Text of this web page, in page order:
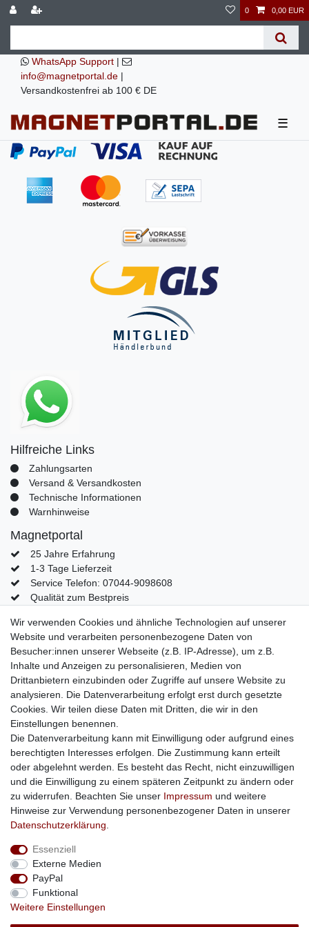
0 0,00 EUR
WhatsApp Support |
info@magnetportal.de |
Versandkostenfrei ab 100 € DE
☰
Hilfreiche Links
Zahlungsarten
Versand & Versandkosten
Technische Informationen
Warnhinweise
Magnetportal
25 Jahre Erfahrung
1-3 Tage Lieferzeit
Service Telefon: 07044-9098608
Qualität zum Bestpreis
Mein Konto
Konto
Login
Kontaktformular
Impressum Daten­schutz­erklärung
Barrierefreiheitserklärung Widerrufs­recht
Vertrag widerrufen Kontakt
Wir verwenden Cookies und ähnliche Technologien auf unserer
Website und verarbeiten personenbezogene Daten von
Besucher:innen unserer Webseite (z.B. IP-Adresse), um z.B.
Inhalte und Anzeigen zu personalisieren, Medien von
Drittanbietern einzubinden oder Zugriffe auf unsere Website zu
analysieren. Die Datenverarbeitung erfolgt erst durch gesetzte
Cookies. Wir teilen diese Daten mit Dritten, die wir in den
Einstellungen benennen.
Die Datenverarbeitung kann mit Einwilligung oder aufgrund eines
berechtigten Interesses erfolgen. Die Zustimmung kann erteilt
oder abgelehnt werden. Es besteht das Recht, nicht einzuwilligen
und die Einwilligung zu einem späteren Zeitpunkt zu ändern oder
zu widerrufen. Beachten Sie unser Impressum und weitere
Hinweise zur Verwendung personenbezogener Daten in unserer
Daten­schutz­erklärung
Essenziell
Externe Medien
PayPal
Funktional
Weitere Einstellungen